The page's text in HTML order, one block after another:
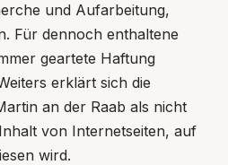
und Aufarbeitung,
Für dennoch enthaltene
geartete Haftung
erklärt sich die
an der Raab als nicht
von Internetseiten, auf
wird.